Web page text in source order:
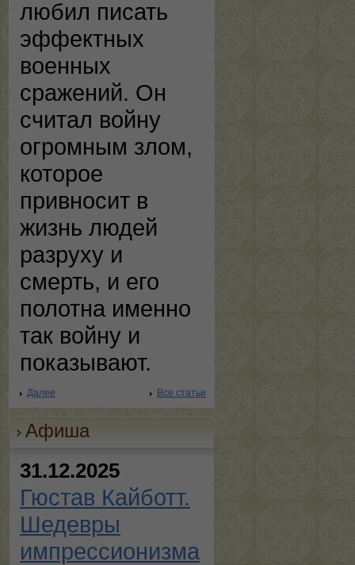
любил писать
эффектных
военных
сражений. Он
считал войну
огромным злом,
которое
привносит в
жизнь людей
разруху и
смерть, и его
полотна именно
так войну и
показывают.
Далее Все статьи
Афиша
31.12.2025
Гюстав Кайботт.
Шедевры
импрессионизма